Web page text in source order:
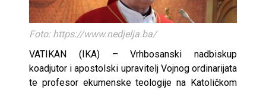
Foto: https://www.nedjelja.ba/
VATIKAN (IKA) – Vrhbosanski nadbiskup
koadjutor i apostolski upravitelj Vojnog ordinarijata
te profesor ekumenske teologije na Katoličkom